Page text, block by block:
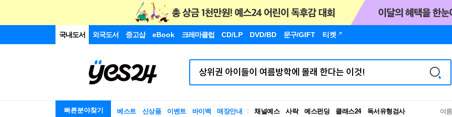
국내도서 외국도서 중고샵 eBook 크레마클럽 CD/LP DVD/BD 문구/GIFT 티켓
빠른분야찾기 베스트 신상품 이벤트 바이백 매장안내 채널예스 사락 예스펀딩 클래스24
독서유형검사
여